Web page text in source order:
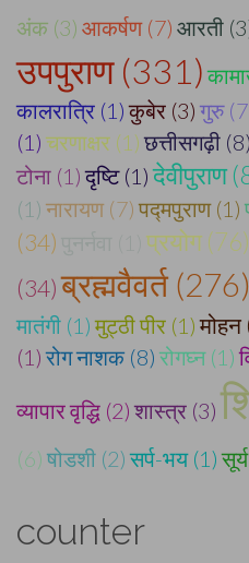
अंक (3) आकर्षण (7) आरती
उपपुराण (331)
कालरात्रि (1) कुबेर (3) गुरु
(1) चरणाक्षर (1) छत्तीसगढ़ी (8)
टोना (1) दृष्टि (1) देवीपुराण
(1) नारायण (7) पद्मपुराण (1)
(34)
प्रयोग (76)
(34)ब्रह्मवैवर्त (276)
मातंगी (1) मुट्ठी पीर (1)
(1) रोग नाशक (8) रोगघ्न (1)
व्यापार वृद्धि (2) शास्त्र (3)
(6) षोडशी (2) सर्प-भय (1)
counter